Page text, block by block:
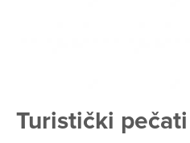
Turistički pečati